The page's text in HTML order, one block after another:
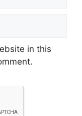
in this